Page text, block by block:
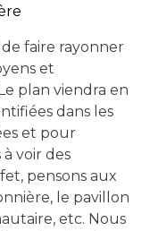
faire rayonner
et
plan viendra en
dans les
et pour
voir des
pensons aux
le pavillon
etc. Nous